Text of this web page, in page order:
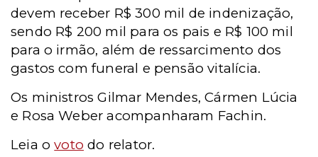
devem receber R$ 300 mil de indenização,
sendo R$ 200 mil para os pais e R$ 100 mil
para o irmão, além de ressarcimento dos
gastos com funeral e pensão vitalícia.
Os ministros Gilmar Mendes, Cármen Lúcia
e Rosa Weber acompanharam Fachin.
Leia ovoto do relator.